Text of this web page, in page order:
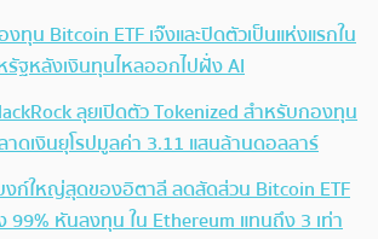
งทุน Bitcoin ETF เจ๊งและปิดตัวเป็นแห่งแรกใน
รัฐหลังเงินทุนไหลออกไปฝั่ง AI
ลุยเปิดตัว Tokenized สำหรับกองทุน
าดเงินยุโรปมูลค่า 3.11 แสนล้านดอลลาร์
งก์ใหญ่สุดของอิตาลี ลดสัดส่วน Bitcoin ETF
99% หันลงทุน ใน Ethereum แทนถึง 3 เท่า